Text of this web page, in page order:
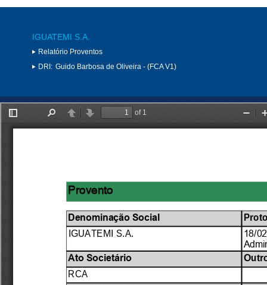
IGUATEMI S.A.
Relatório Proventos
DRI: Guido Barbosa de Oliveira - (FCA V1)